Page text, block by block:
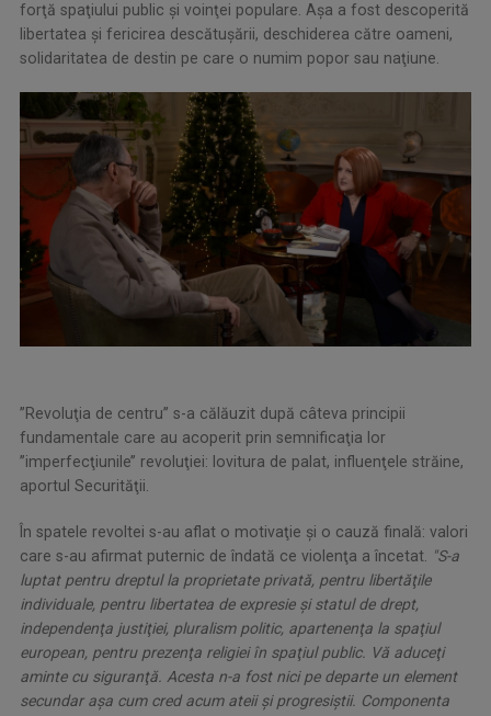
forţă spaţiului public şi voinţei populare. Aşa a fost descoperită
libertatea şi fericirea descătuşării, deschiderea către oameni,
solidaritatea de destin pe care o numim popor sau naţiune.
’’Revoluţia de centru’’ s-a călăuzit după câteva principii
fundamentale care au acoperit prin semnificaţia lor
’’imperfecţiunile’’ revoluţiei: lovitura de palat, influenţele străine,
aportul Securităţii.
În spatele revoltei s-au aflat o motivaţie şi o cauză finală: valori
care s-au afirmat puternic de îndată ce violenţa a încetat.
"S-a
luptat pentru dreptul la proprietate privată, pentru libertăţile
individuale, pentru libertatea de expresie şi statul de drept,
independenţa justiţiei, pluralism politic, apartenenţa la spaţiul
european, pentru prezenţa religiei în spaţiul public. Vă aduceţi
aminte cu siguranţă. Acesta n-a fost nici pe departe un element
secundar aşa cum cred acum ateii şi progresiştii. Componenta